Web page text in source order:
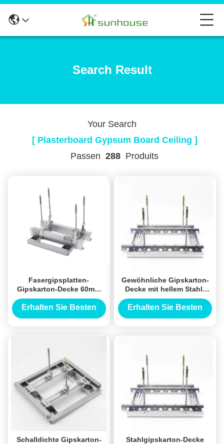
Search Result
Your Search
[ Plasterboard Gypsum Board Ceiling ]
Passen 288 Produits
Fasergipsplatten-
Gipskarton-Decke 60mm
Keel Material For Interior
Decoration
Erhalten Sie Besten
Gewöhnliche Gipskarton-
Decke mit hellem Stahl-
Keel Galvanized Material
Erhalten Sie Besten
Schalldichte Gipskarton-
Stahlgipskarton-Decke